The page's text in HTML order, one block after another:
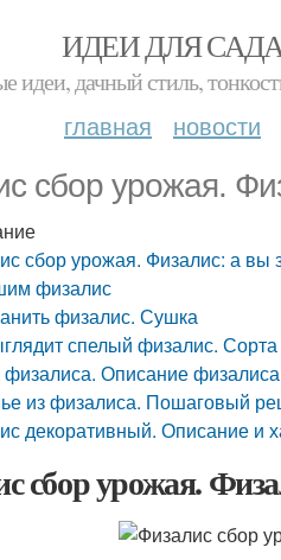
ИДЕИ ДЛЯ
идеи, дачный стиль,
главная новости
сбор урожая.
сбор урожая. Физалис: а вы
физалис
физалис. Сушка
спелый физалис.
Описание физалиса
из физалиса. Пошаговый
декоративный. Описание и
сбор урожая.